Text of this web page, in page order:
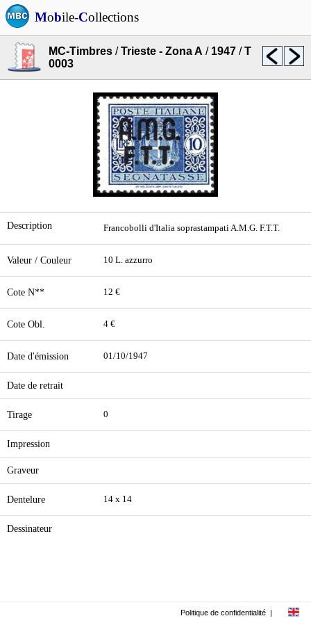
Mobile-Collections
MC-Timbres /Trieste - Zona A / 1947 /T
0003
Description Francobolli d'Italia soprastampati A.M.G. F.T.T.
Valeur / Couleur 10 L. azzurro
Cote N** 12 €
Cote Obl. 4 €
Date d'émission 01/10/1947
Date de retrait
Tirage 0
Impression
Graveur
Dentelure 14 x 14
Dessinateur
Politique de confidentialité |